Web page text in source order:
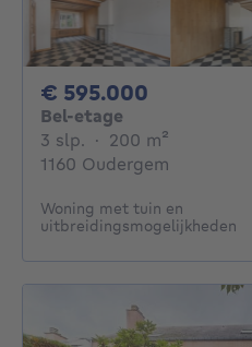
€ 595.000
Bel-etage
3 slp. 3 slaapkamers
· 200 m²
1160 Oudergem
Woning met tuin en
uitbreidingsmogelijkheden